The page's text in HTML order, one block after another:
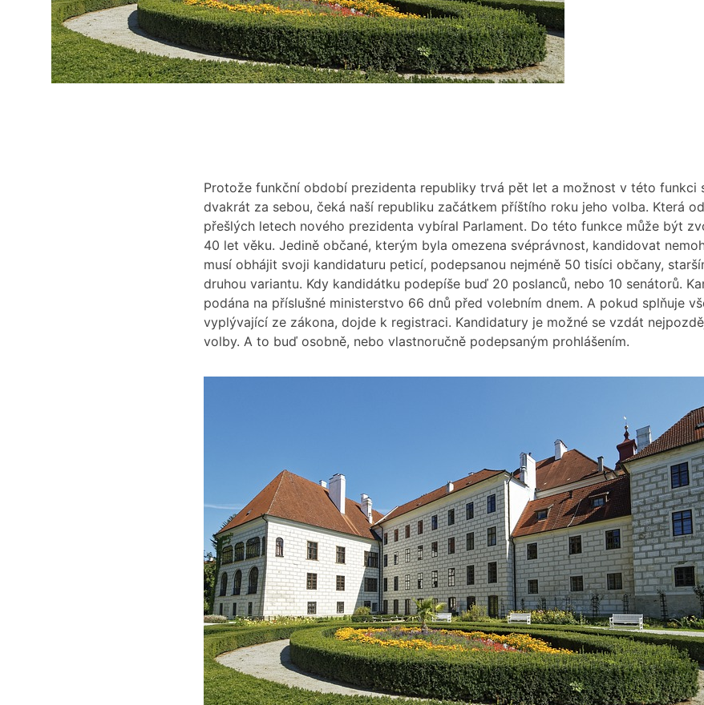
Protože funkční období prezidenta republiky trvá pět let a možnost v této funkci
dvakrát za sebou, čeká naší republiku začátkem příštího roku jeho volba. Která
přešlých letech nového prezidenta vybíral Parlament. Do této funkce může být
40 let věku. Jedině občané, kterým byla omezena svéprávnost, kandidovat
musí obhájit svoji kandidaturu peticí, podepsanou nejméně 50 tisíci občany,
druhou variantu. Kdy kandidátku podepíše buď 20 poslanců, nebo 10 senátorů.
podána na příslušné ministerstvo 66 dnů před volebním dnem. A pokud splňuje
vyplývající ze zákona, dojde k registraci. Kandidatury je možné se vzdát
volby. A to buď osobně, nebo vlastnoručně podepsaným prohlášením.